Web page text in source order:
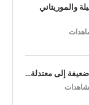
والموريتاني
إلى معتدلة...